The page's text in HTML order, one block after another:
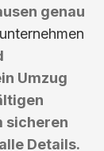
genau
Umzug
sicheren
Details.